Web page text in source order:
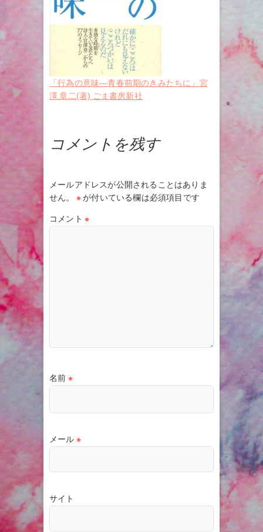
「行為の意味―青春前期のきみたちに」宮
澤 章二(著) ごま書房新社
コメントを残す
メールアドレスが公開されることはありま
せん。
※が付いている欄は必須項目です
コメント ※
名前 ※
メール ※
サイト